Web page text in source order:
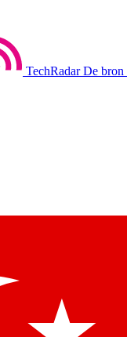
TechRadar De bron